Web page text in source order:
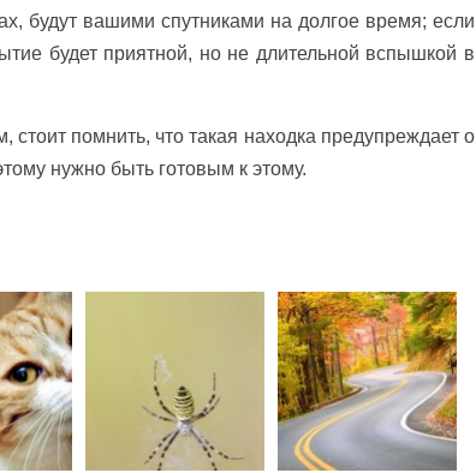
будут вашими спутниками на долгое время; если
будет приятной, но не длительной вспышкой в
помнить, что такая находка предупреждает о
нужно быть готовым к этому.